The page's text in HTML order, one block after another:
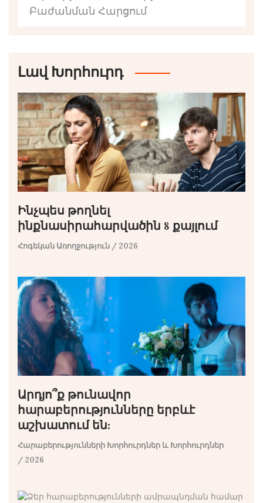
Բաժանման Հարցում
Լավ Խորհուրդ
Ինչպես թողնել
ինքնասիրահարվածին 8 քայլում
Հոգեկան Առողջություն / 2026
Արդյո՞ք թունավոր
հարաբերությունները երբևէ
աշխատում են:
Հարաբերությունների Խորհուրդներ և Խորհուրդներ
/ 2026